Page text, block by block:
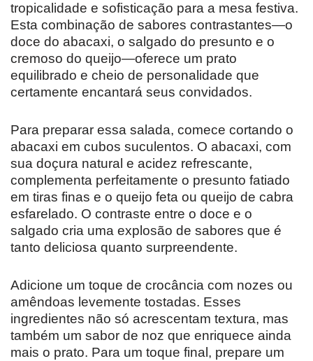
tropicalidade e sofisticação para a mesa festiva.
Esta combinação de sabores contrastantes—o
doce do abacaxi, o salgado do presunto e o
cremoso do queijo—oferece um prato
equilibrado e cheio de personalidade que
certamente encantará seus convidados.
Para preparar essa salada, comece cortando o
abacaxi em cubos suculentos. O abacaxi, com
sua doçura natural e acidez refrescante,
complementa perfeitamente o presunto fatiado
em tiras finas e o queijo feta ou queijo de cabra
esfarelado. O contraste entre o doce e o
salgado cria uma explosão de sabores que é
tanto deliciosa quanto surpreendente.
Adicione um toque de crocância com nozes ou
amêndoas levemente tostadas. Esses
ingredientes não só acrescentam textura, mas
também um sabor de noz que enriquece ainda
mais o prato. Para um toque final, prepare um